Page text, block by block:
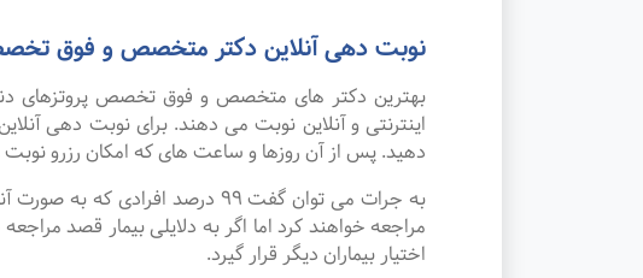
نوبت دهی آنلاین دکتر متخصص و فوق
بهترین دکتر های متخصص و فوق تخصص پروتزهای
اینترنتی و آنلاین نوبت می دهند. برای نوبت دهی
دهید. پس از آن روزها و ساعت های که امکان رزرو نوبت
به جرات می‌ توان گفت ۹۹ درصد
مراجعه خواهند کرد اما اگر به دلایلی بیمار قصد
اختیار بیماران دیگر قرار گیرد.